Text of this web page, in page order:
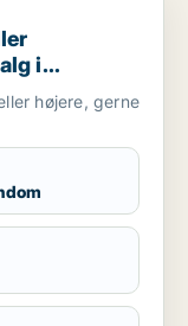
til
i
højere, gerne